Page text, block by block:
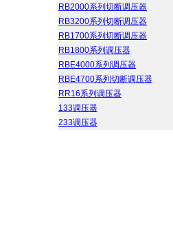
RB2000系列切断调压器
RB3200系列切断调压器
RB1700系列切断调压器
RB1800系列调压器
RBE4000系列调压器
RBE4700系列切断调压器
RR16系列调压器
133调压器
233调压器